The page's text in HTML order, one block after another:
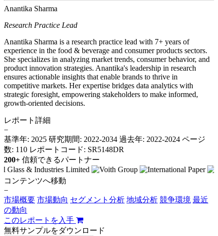
Anantika Sharma
Research Practice Lead
Anantika Sharma is a research practice lead with 7+ years of
experience in the food & beverage and consumer products sectors.
She specializes in analyzing market trends, consumer behavior, and
product innovation strategies. Anantika's leadership in research
ensures actionable insights that enable brands to thrive in
competitive markets. Her expertise bridges data analytics with
strategic foresight, empowering stakeholders to make informed,
growth-oriented decisions.
レポート詳細
−
基準年: 2025 研究期間: 2022-2034 過去年: 2022-2024 ページ
数: 110 レポートコード: SR5148DR
200+ 信頼できるパートナー
コンテンツへ移動
−
市場概要 市場動向 セグメント分析 地域分析 競争環境 最近
の動向
このレポートを入手
無料サンプルをダウンロード